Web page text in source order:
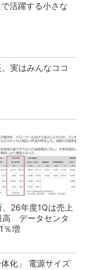
活躍する小さな
実はみんなココ
26年度1Qは売上
高 データセンタ
％増
化」 電源サイズ